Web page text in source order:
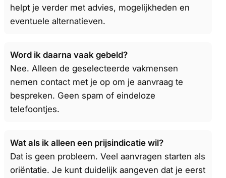
helpt je verder met advies, mogelijkheden en
eventuele alternatieven.
Word ik daarna vaak gebeld?
Nee. Alleen de geselecteerde vakmensen
nemen contact met je op om je aanvraag te
bespreken. Geen spam of eindeloze
telefoontjes.
Wat als ik alleen een prijsindicatie wil?
Dat is geen probleem. Veel aanvragen starten als
oriëntatie. Je kunt duidelijk aangeven dat je eerst